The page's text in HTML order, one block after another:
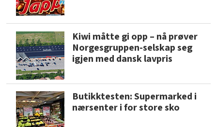
Kiwi måtte gi opp – nå prøver
Norgesgruppen-selskap seg
igjen med dansk lavpris
Butikktesten: Supermarked i
nærsenter i for store sko